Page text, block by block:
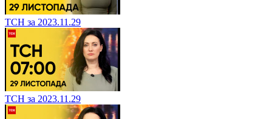
ТСН за 2023.11.29
ТСН за 2023.11.29